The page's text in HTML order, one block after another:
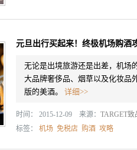
元旦出行买起来！终极机场购酒
无论是出境旅游还是出差，机场
大品牌奢侈品、烟草以及化妆品
版的美酒。 详细>>
时间： 2015-12-09 来源： TARGET致
标签： 机场 免税店 购酒 攻略